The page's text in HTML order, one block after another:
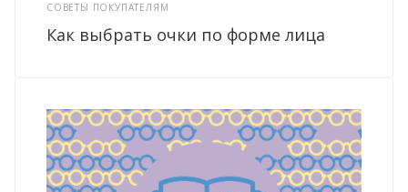
СОВЕТЫ ПОКУПАТЕЛЯМ
Как выбрать очки по форме лица